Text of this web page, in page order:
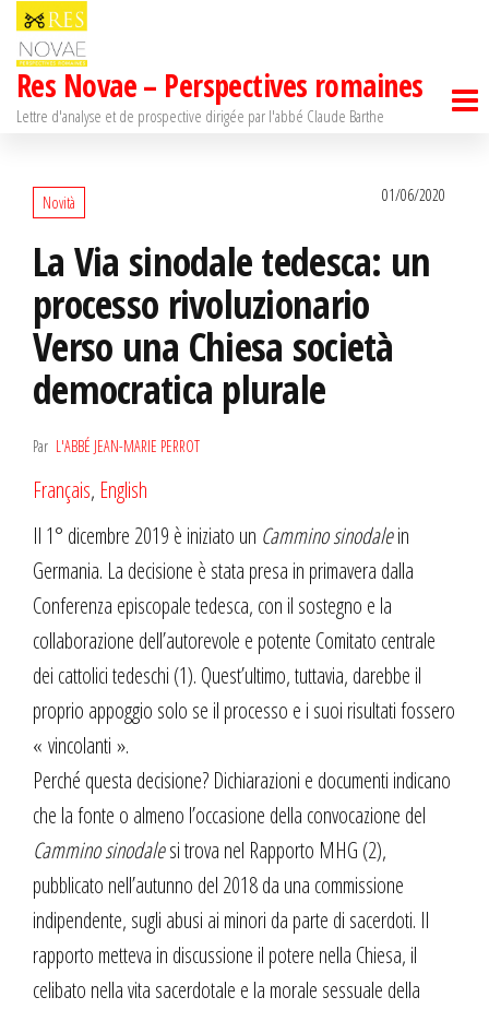
Passer
contenu
Res Novae – Perspectives romaines
Lettre d'analyse et de prospective dirigée par l'abbé Claude Barthe
Novità 01/06/2020
La Via sinodale tedesca: un
processo rivoluzionario
Verso una Chiesa società
democratica plurale
Par L'ABBÉ JEAN-MARIE PERROT
Français, English
Il 1° dicembre 2019 è iniziato un Cammino sinodalein
Germania. La decisione è stata presa in primavera dalla
Conferenza episcopale tedesca, con il sostegno e la
collaborazione dell’autorevole e potente Comitato centrale
dei cattolici tedeschi (1). Quest’ultimo, tuttavia, darebbe il
proprio appoggio solo se il processo e i suoi risultati fossero
« vincolanti ».
Perché questa decisione? Dichiarazioni e documenti indicano
che la fonte o almeno l’occasione della convocazione del
Cammino sinodalesi trova nel Rapporto MHG (2),
pubblicato nell’autunno del 2018 da una commissione
indipendente, sugli abusi ai minori da parte di sacerdoti. Il
rapporto metteva in discussione il potere nella Chiesa, il
celibato nella vita sacerdotale e la morale sessuale della